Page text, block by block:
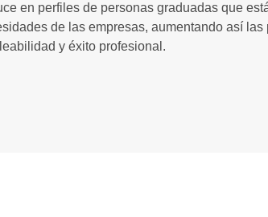
en perfiles de personas graduadas que
de las empresas, aumentando así
y éxito profesional.